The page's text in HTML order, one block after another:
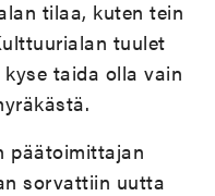
tilaa, kuten tein
tuulet
taida olla vain
päätoimittajan
sorvattiin uutta